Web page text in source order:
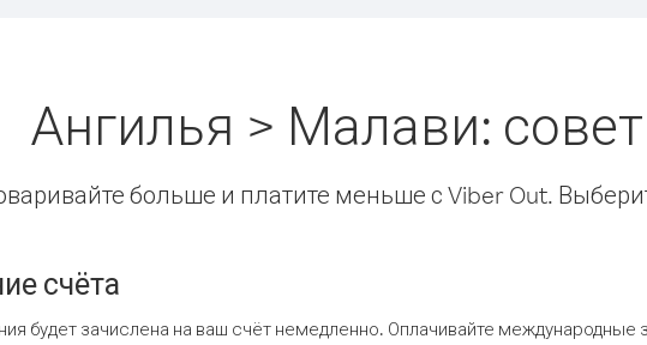
Ангилья > Малави:
больше и платите меньше с Viber Out.
счёта
будет зачислена на ваш счёт немедленно. Оплачивайте международные